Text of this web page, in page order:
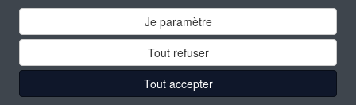
Je paramètre
Tout refuser
Tout accepter